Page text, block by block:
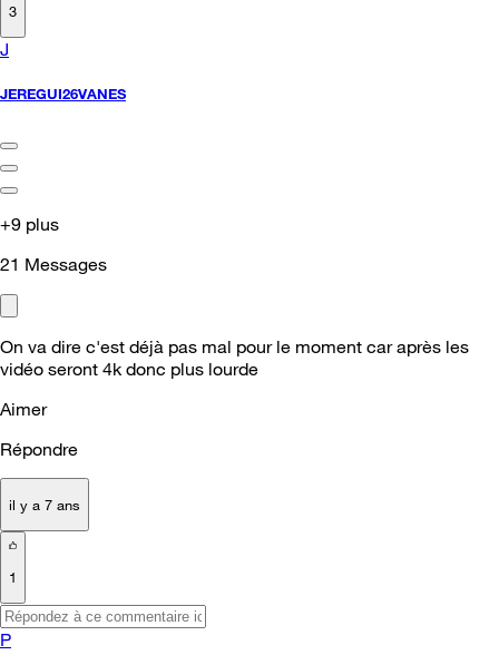
3
J
JEREGUI26VANES
+9 plus
21 Messages
On va dire c'est déjà pas mal pour le moment car après les
vidéo seront 4k donc plus lourde
Aimer
Répondre
il y a 7 ans
1
P